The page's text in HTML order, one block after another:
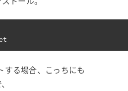
する場合、こっちにも